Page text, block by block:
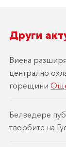
Други
Виена
централно
горещини
Белведере
творбите на